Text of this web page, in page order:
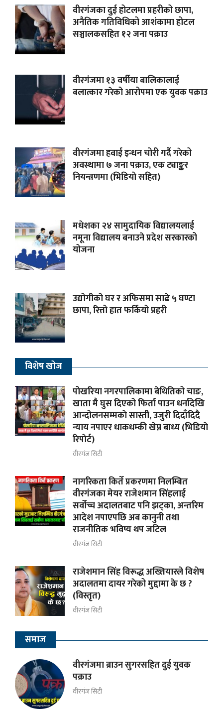
वीरगंजका दुई होटलमा प्रहरीको छापा,
अनैतिक गतिविधिको आशंकामा होटल
सञ्चालकसहित १२ जना पक्राउ
वीरगंजमा १३ वर्षीया बालिकालाई
बलात्कार गरेको आरोपमा एक युवक पक्राउ
वीरगंजमा हवाई इन्धन चोरी गर्दै गरेको
अवस्थामा ७ जना पक्राउ, एक ट्याङ्कर
नियन्त्रणमा (भिडियाे सहित)
मधेशका २४ सामुदायिक विद्यालयलाई
नमूना विद्यालय बनाउने प्रदेश सरकारको
योजना
उद्योगीको घर र अफिसमा साढे ५ घण्टा
छापा, रित्तो हात फर्कियो प्रहरी
विशेष खोज
पोखरिया नगरपालिकामा बेथितिको चाङ,
खाता मै घुस दिएको फिर्ता पाउन धर्नादेखि
आन्दोलनसम्मकाे सास्ती, उजुरी दिदाँदिदै
न्याय नपाएर धाकधम्की खेप्न बाध्य (भिडियाे
रिपाेर्ट)
वीरगंज सिटी
नागरिकता किर्ते प्रकरणमा निलम्बित
वीरगंजका मेयर राजेशमान सिंहलाई
सर्वोच्च अदालतबाट पनि झट्का, अन्तरिम
आदेश नपाएपछि अब कानुनी तथा
राजनीतिक भविष्य थप जटिल
वीरगंज सिटी
राजेशमान सिंह विरूद्ध अख्तियारले विशेष
अदालतमा दायर गरेको मुद्दामा के छ ?
(विस्तृत)
वीरगंज सिटी
समाज
वीरगंजमा ब्राउन सुगरसहित दुई युवक
पक्राउ
वीरगंज सिटी